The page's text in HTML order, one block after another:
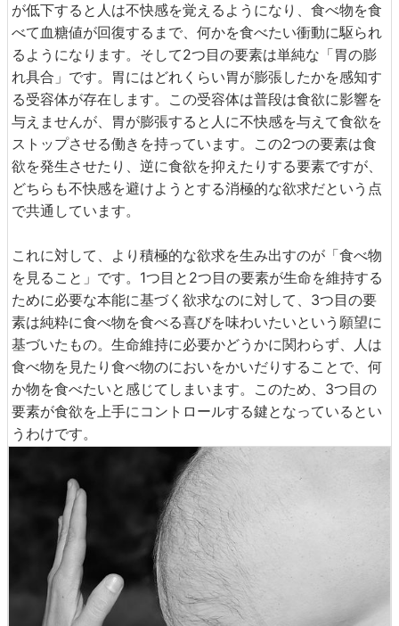
が低下すると人は不快感を覚えるようになり、食べ物を食
べて血糖値が回復するまで、何かを食べたい衝動に駆られ
るようになります。そして2つ目の要素は単純な「胃の膨
れ具合」です。胃にはどれくらい胃が膨張したかを感知す
る受容体が存在します。この受容体は普段は食欲に影響を
与えませんが、胃が膨張すると人に不快感を与えて食欲を
ストップさせる働きを持っています。この2つの要素は食
欲を発生させたり、逆に食欲を抑えたりする要素ですが、
どちらも不快感を避けようとする消極的な欲求だという点
で共通しています。
これに対して、より積極的な欲求を生み出すのが「食べ物
を見ること」です。1つ目と2つ目の要素が生命を維持する
ために必要な本能に基づく欲求なのに対して、3つ目の要
素は純粋に食べ物を食べる喜びを味わいたいという願望に
基づいたもの。生命維持に必要かどうかに関わらず、人は
食べ物を見たり食べ物のにおいをかいだりすることで、何
か物を食べたいと感じてしまいます。このため、3つ目の
要素が食欲を上手にコントロールする鍵となっているとい
うわけです。